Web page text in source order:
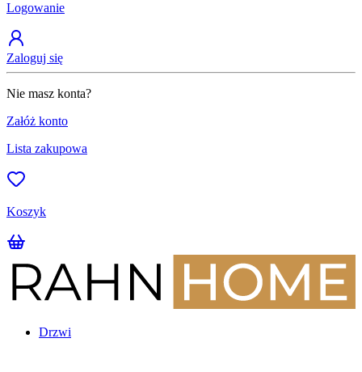
Logowanie
Zaloguj się
Nie masz konta?
Załóż konto
Lista zakupowa
Koszyk
Drzwi